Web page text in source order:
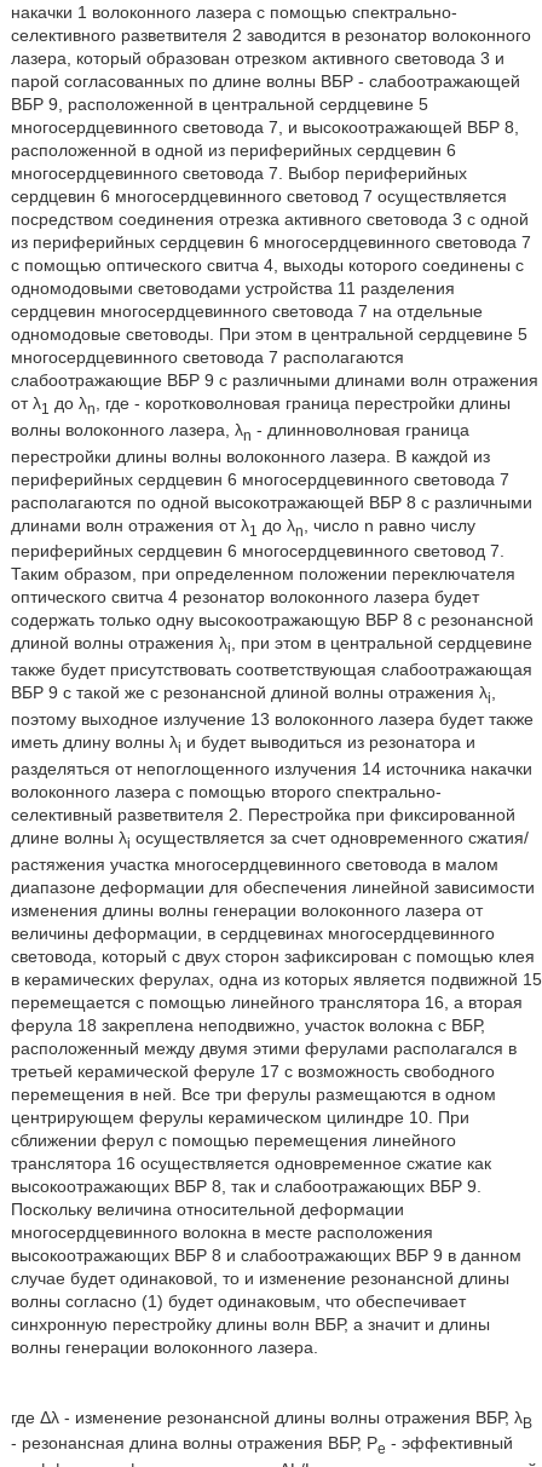
накачки 1 волоконного лазера с помощью спектрально-
селективного разветвителя 2 заводится в резонатор волоконного
лазера, который образован отрезком активного световода 3 и
парой согласованных по длине волны ВБР - слабоотражающей
ВБР 9, расположенной в центральной сердцевине 5
многосердцевинного световода 7, и высокоотражающей ВБР 8,
расположенной в одной из периферийных сердцевин 6
многосердцевинного световода 7. Выбор периферийных
сердцевин 6 многосердцевинного световод 7 осуществляется
посредством соединения отрезка активного световода 3 с одной
из периферийных сердцевин 6 многосердцевинного световода 7
с помощью оптического свитча 4, выходы которого соединены с
одномодовыми световодами устройства 11 разделения
сердцевин многосердцевинного световода 7 на отдельные
одномодовые световоды. При этом в центральной сердцевине 5
многосердцевинного световода 7 располагаются
слабоотражающие ВБР 9 с различными длинами волн отражения
от λ1 до λn
, где - коротковолновая граница перестройки длины
волны волоконного лазера, λn - длинноволновая граница
перестройки длины волны волоконного лазера. В каждой из
периферийных сердцевин 6 многосердцевинного световода 7
располагаются по одной высокотражающей ВБР 8 с различными
длинами волн отражения от λ1 до λn
, число n равно числу
периферийных сердцевин 6 многосердцевинного световод 7.
Таким образом, при определенном положении переключателя
оптического свитча 4 резонатор волоконного лазера будет
содержать только одну высокоотражающую ВБР 8 с резонансной
длиной волны отражения λi, при этом в центральной сердцевине
также будет присутствовать соответствующая слабоотражающая
ВБР 9 с такой же с резонансной длиной волны отражения λi
поэтому выходное излучение 13 волоконного лазера будет также
иметь длину волны λi и будет выводиться из резонатора и
разделяться от непоглощенного излучения 14 источника накачки
волоконного лазера с помощью второго спектрально-
селективный разветвителя 2. Перестройка при фиксированной
длине волны λi осуществляется за счет одновременного сжатия/
растяжения участка многосердцевинного световода в малом
диапазоне деформации для обеспечения линейной зависимости
изменения длины волны генерации волоконного лазера от
величины деформации, в сердцевинах многосердцевинного
световода, который с двух сторон зафиксирован с помощью клея
в керамических ферулах, одна из которых является подвижной 15
перемещается с помощью линейного транслятора 16, а вторая
ферула 18 закреплена неподвижно, участок волокна с ВБР,
расположенный между двумя этими ферулами располагался в
третьей керамической феруле 17 с возможность свободного
перемещения в ней. Все три ферулы размещаются в одном
центрирующем ферулы керамическом цилиндре 10. При
сближении ферул с помощью перемещения линейного
транслятора 16 осуществляется одновременное сжатие как
высокоотражающих ВБР 8, так и слабоотражающих ВБР 9.
Поскольку величина относительной деформации
многосердцевинного волокна в месте расположения
высокоотражающих ВБР 8 и слабоотражающих ВБР 9 в данном
случае будет одинаковой, то и изменение резонансной длины
волны согласно (1) будет одинаковым, что обеспечивает
синхронную перестройку длины волн ВБР, а значит и длины
волны генерации волоконного лазера.
где Δλ - изменение резонансной длины волны отражения ВБР, λB
- резонансная длина волны отражения ВБР, Ре - эффективный